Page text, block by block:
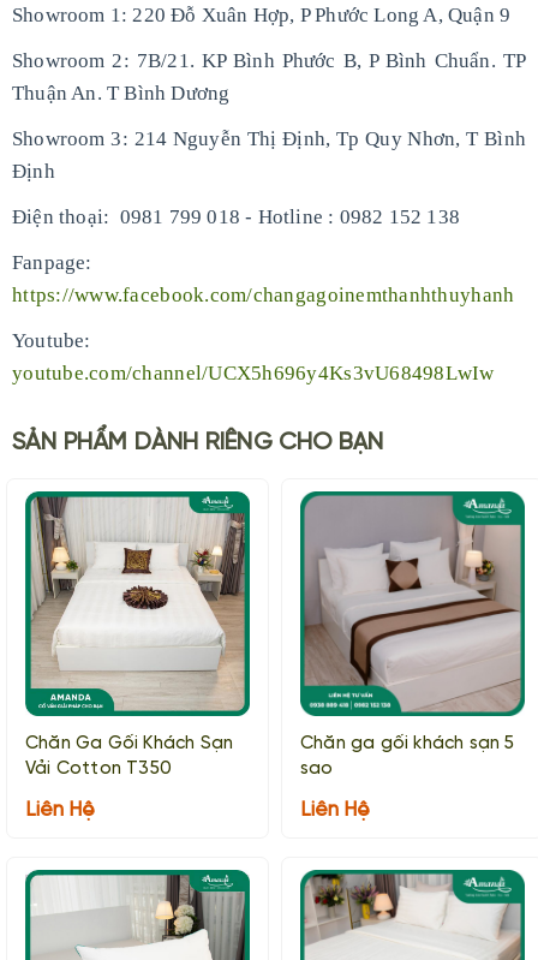
Showroom 1: 220 Đỗ Xuân Hợp, P Phước Long A, Quận 9
Showroom 2: 7B/21. KP Bình Phước B, P Bình Chuẩn. TP
Thuận An. T Bình Dương
Showroom 3: 214 Nguyễn Thị Định, Tp Quy Nhơn, T Bình
Định
Điện thoại: 0981 799 018- Hotline : 0982 152 138
Fanpage:
https://www.facebook.com/changagoinemthanhthuyhanh
Youtube:
youtube.com/channel/UCX5h696y4Ks3vU68498LwIw
SẢN PHẨM DÀNH RIÊNG CHO BẠN
Chăn Ga Gối Khách Sạn
Vải Cotton T350
Liên Hệ
Chăn ga gối khách sạn 5
sao
Liên Hệ